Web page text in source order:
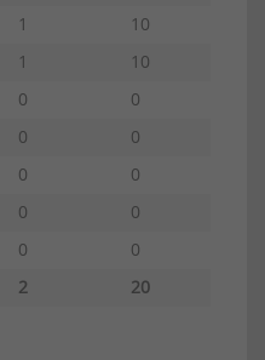
1
10
1
10
0
0
0
0
0
0
0
0
0
0
2
20